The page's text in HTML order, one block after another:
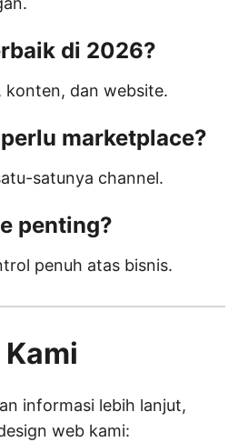
di 2026?
konten, dan website.
marketplace?
satunya channel.
penting?
penuh atas bisnis.
informasi lebih lanjut,
web kami: